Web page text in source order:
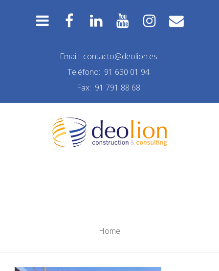
Email: contacto@deolion.es
Teléfono: 91 630 01 94
Fax: 91 791 88 68
Home